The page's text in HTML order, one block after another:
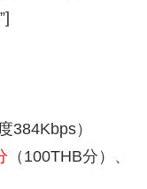
384Kbps）
（100THB分）、